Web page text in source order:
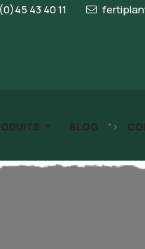
(0)45 43 40 11
BLOG ">